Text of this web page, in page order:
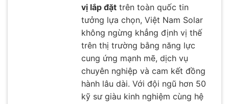
vị lắp đặt trên toàn quốc tin
tưởng lựa chọn, Việt Nam Solar
không ngừng khẳng định vị thế
trên thị trường bằng năng lực
cung ứng mạnh mẽ, dịch vụ
chuyên nghiệp và cam kết đồng
hành lâu dài. Với đội ngũ hơn 50
kỹ sư giàu kinh nghiệm cùng hệ